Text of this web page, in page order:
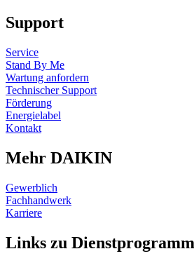
Support
Service
Stand By Me
Wartung anfordern
Technischer Support
Förderung
Energielabel
Kontakt
Mehr DAIKIN
Gewerblich
Fachhandwerk
Karriere
Links zu